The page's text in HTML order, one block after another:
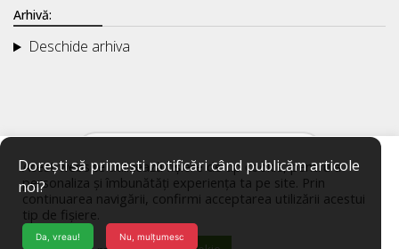
Arhivă:
Deschide arhiva
Dorești să primești notificări când publicăm articole
noi?
Da, vreau! Nu, mulțumesc
Acest website utilizează fișiere de tip cookie, pentru a
personaliza și îmbunătăți experiența ta pe site. Prin
continuarea navigării, confirmi acceptarea utilizării acestui
tip de fișiere.